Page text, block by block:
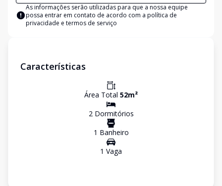
As informações serão utilizadas para que a nossa equipe
possa entrar em contato de acordo com a política de
privacidade e termos de serviço
Características
Área Total 52m²
2Dormitórios
1 Banheiro
1 Vaga